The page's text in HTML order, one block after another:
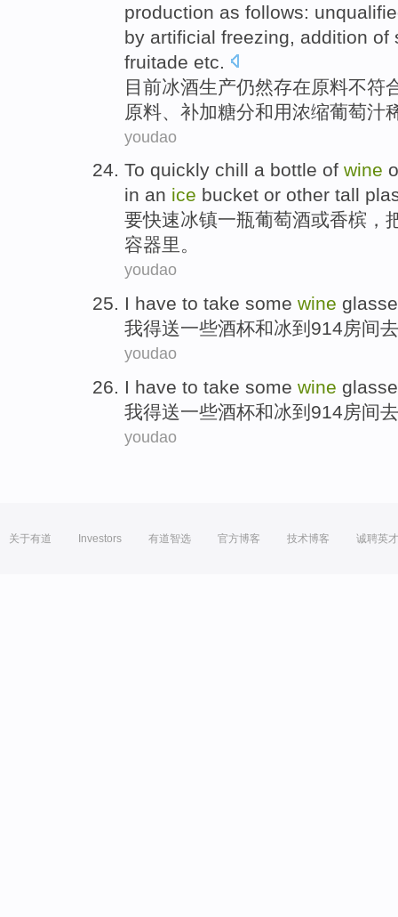
production as follows:
by artificial freezing addition of
fruitade etc
目前冰酒生产仍然存在原料不符
原料、 补加糖分和 用浓缩葡萄汁
youdao
To quickly chill a bottle of wine
in an ice bucket or other tall
要快速冰镇一瓶葡萄酒或香槟 ，
容器里。
youdao
I have to take some wine
我得送一些酒杯和冰到 914房间去
youdao
I have to take some wine
我得送一些酒杯和冰到 914房间去
youdao
关于有道 Investors 有道智选 官方博客 技术博客 诚聘英才